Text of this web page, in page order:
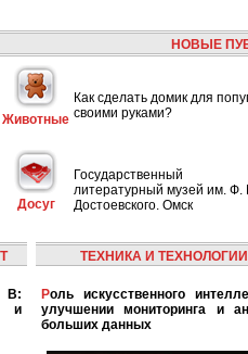
НОВЫЕ
Животные
Как сделать домик для
своими руками?
Досуг
Государственный
литературный музей им. Ф.
Достоевского. Омск
и
ТЕХНИКА И ТЕХНОЛОГИИ
Роль искусственного интеллекта в
улучшении мониторинга и
больших данных